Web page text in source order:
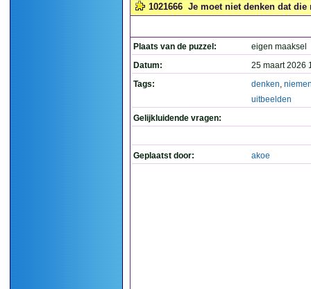
1021666 Je moet niet denken dat die
Plaats van de puzzel:
eigen maaksel
Datum:
25 maart 2026
Tags:
denken,
uitbeelden
Gelijkluidende vragen:
Geplaatst door: akoe